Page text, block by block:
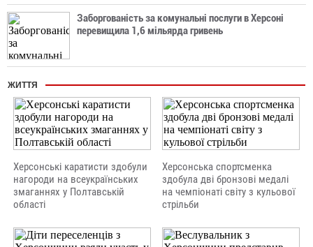
Заборгованість за комунальні послуги в Херсоні
перевищила 1,6 мільярда гривень
ЖИТТЯ
Херсонські каратисти здобули
нагороди на всеукраїнських
змаганнях у Полтавській
області
Херсонська спортсменка
здобула дві бронзові медалі
на чемпіонаті світу з кульової
стрільби